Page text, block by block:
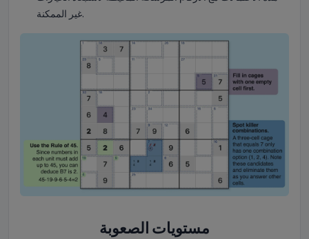
غير الممكنة.
مستويات الصعوبة